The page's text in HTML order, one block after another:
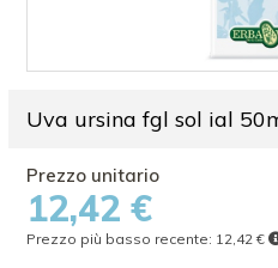
Uva ursina fgl sol ial
12,42 €
Prezzo più basso recente: 12,42 €